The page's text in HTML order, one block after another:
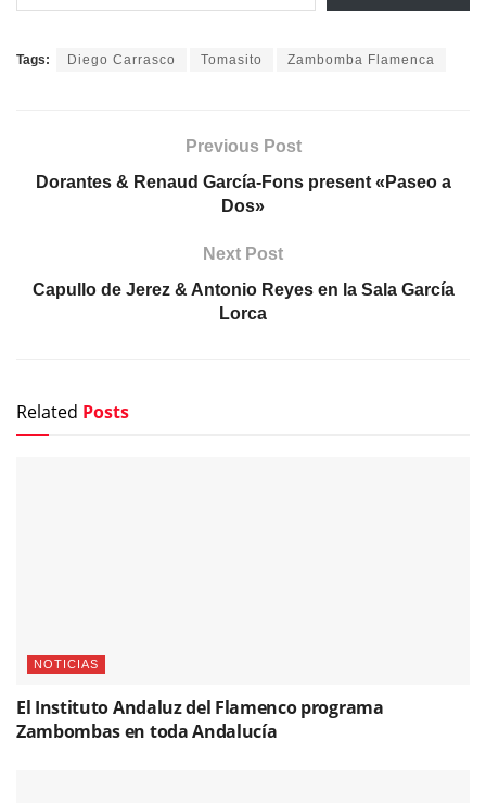
Tags: Diego Carrasco Tomasito Zambomba Flamenca
Previous Post
Dorantes & Renaud García-Fons present «Paseo a
Dos»
Next Post
Capullo de Jerez & Antonio Reyes en la Sala García
Lorca
Related Posts
NOTICIAS
El Instituto Andaluz del Flamenco programa
Zambombas en toda Andalucía